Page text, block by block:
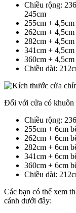
Chiều rộng:
245cm
255cm +
262cm +
282cm +
341cm +
360cm +
Chiều dài:
Đối với cửa có khuôn
Chiều rộng:
255cm + 6cm
262cm + 6cm
282cm + 6cm
341cm + 6cm
360cm + 6cm
Chiều dài:
Các bạn có thể xem
cánh dưới đây: